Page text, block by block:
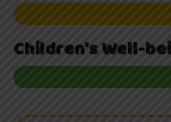
Children's Well-